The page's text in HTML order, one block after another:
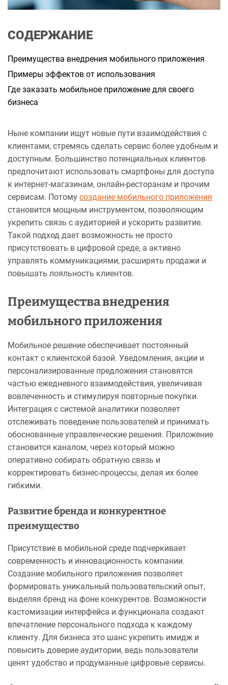
а
СОДЕРЖАНИЕ
Преимущества внедрения мобильного приложения
Примеры эффектов от использования
Где заказать мобильное приложение для своего
бизнеса
Ныне компании ищут новые пути взаимодействия с
клиентами, стремясь сделать сервис более удобным и
доступным. Большинство потенциальных клиентов
предпочитают использовать смартфоны для доступа
к интернет-магазинам, онлайн-ресторанам и прочим
сервисам. Потому создание мобильного приложения
становится мощным инструментом, позволяющим
укрепить связь с аудиторией и ускорить развитие.
Такой подход дает возможность не просто
присутствовать в цифровой среде, а активно
управлять коммуникациями, расширять продажи и
повышать лояльность клиентов.
Преимущества внедрения
мобильного приложения
Мобильное решение обеспечивает постоянный
контакт с клиентской базой. Уведомления, акции и
персонализированные предложения становятся
частью ежедневного взаимодействия, увеличивая
вовлеченность и стимулируя повторные покупки.
Интеграция с системой аналитики позволяет
отслеживать поведение пользователей и принимать
обоснованные управленческие решения. Приложение
становится каналом, через который можно
оперативно собирать обратную связь и
корректировать бизнес-процессы, делая их более
гибкими.
Развитие бренда и конкурентное
преимущество
Присутствие в мобильной среде подчеркивает
современность и инновационность компании.
Создание мобильного приложения позволяет
формировать уникальный пользовательский опыт,
выделяя бренд на фоне конкурентов. Возможности
кастомизации интерфейса и функционала создают
впечатление персонального подхода к каждому
клиенту. Для бизнеса это шанс укрепить имидж и
повысить доверие аудитории, ведь пользователи
ценят удобство и продуманные цифровые сервисы.